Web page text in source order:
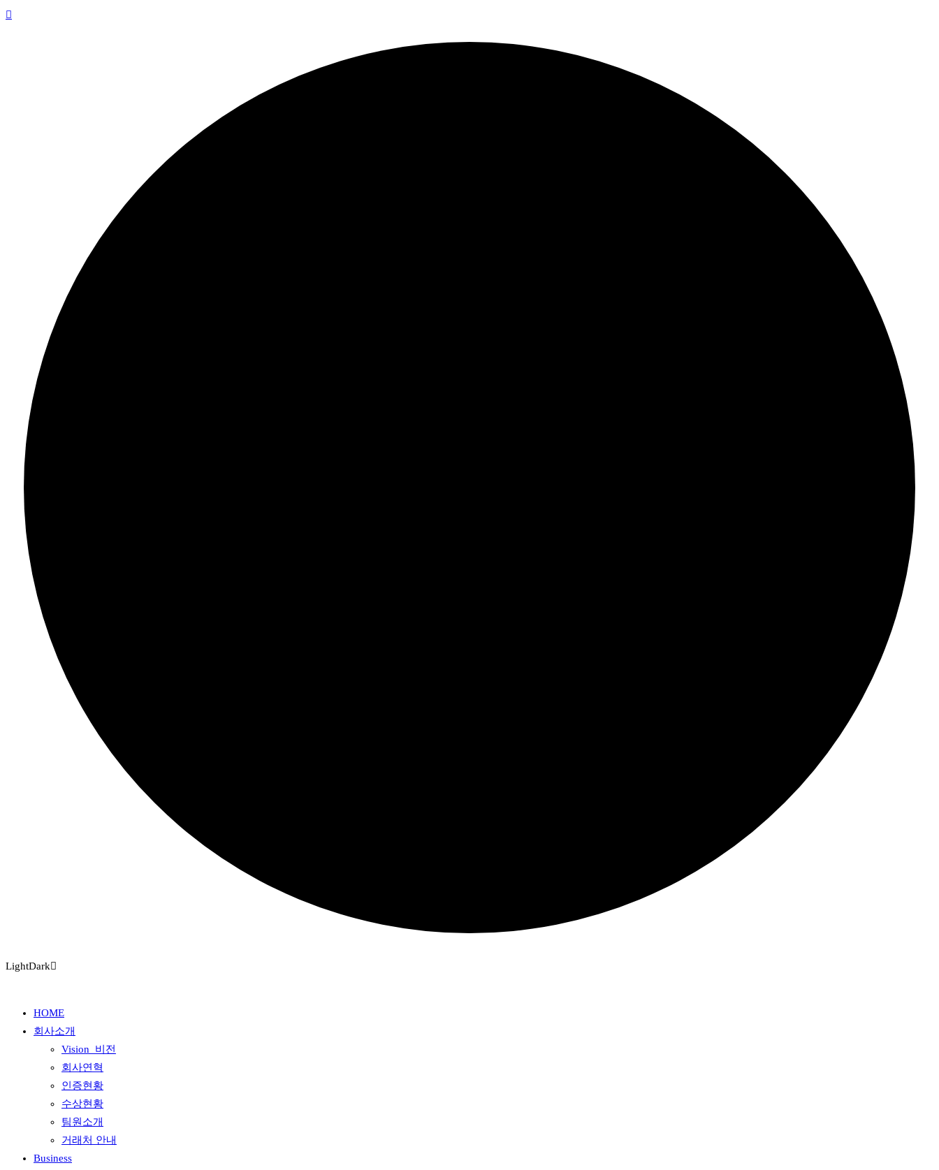
LightDark
HOME
회사소개
Vision_비전
회사연혁
인증현황
수상현황
팀원소개
거래처 안내
Business